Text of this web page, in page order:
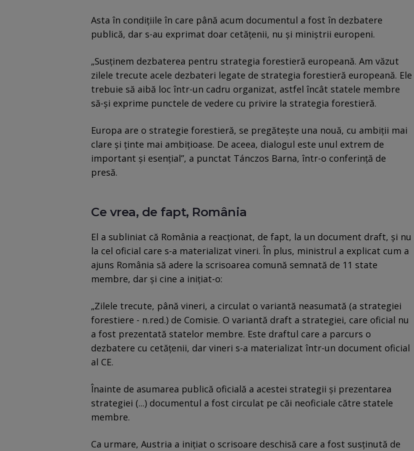
Asta în condițiile în care până acum documentul a fost în dezbatere
publică, dar s-au exprimat doar cetățenii, nu și miniștrii europeni.
„Susținem dezbaterea pentru strategia forestieră europeană. Am văzut
zilele trecute acele dezbateri legate de strategia forestieră europeană. Ele
trebuie să aibă loc într-un cadru organizat, astfel încât statele membre
să-și exprime punctele de vedere cu privire la strategia forestieră.
Europa are o strategie forestieră, se pregătește una nouă, cu ambiții mai
clare și ținte mai ambițioase. De aceea, dialogul este unul extrem de
important și esențial”, a punctat Tánczos Barna, într-o conferință de
presă.
Ce vrea, de fapt, România
El a subliniat că România a reacționat, de fapt, la un document draft, și nu
la cel oficial care s-a materializat vineri. În plus, ministrul a explicat cum a
ajuns România să adere la scrisoarea comună semnată de 11 state
membre, dar și cine a inițiat-o:
„Zilele trecute, până vineri, a circulat o variantă neasumată (a strategiei
forestiere - n.red.) de Comisie. O variantă draft a strategiei, care oficial nu
a fost prezentată statelor membre. Este draftul care a parcurs o
dezbatere cu cetățenii, dar vineri s-a materializat într-un document oficial
al CE.
Înainte de asumarea publică oficială a acestei strategii și prezentarea
strategiei (...) documentul a fost circulat pe căi neoficiale către statele
membre.
Ca urmare, Austria a inițiat o scrisoare deschisă care a fost susținută de